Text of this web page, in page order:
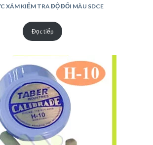
XÁM KIỂM TRA ĐỘ ĐỔI MÀU SDCE
Đọc tiếp